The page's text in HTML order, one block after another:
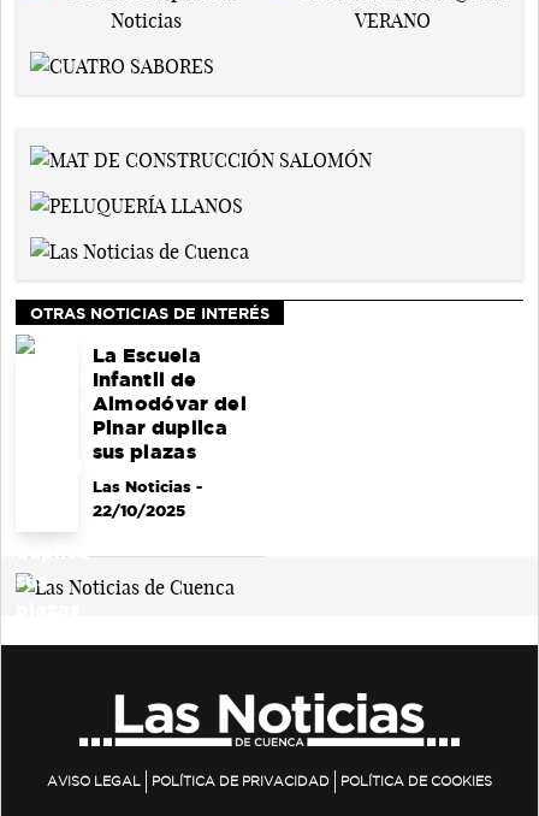
OTRAS NOTICIAS DE INTERÉS
La Escuela
Infantil de
Almodóvar del
Pinar duplica
sus plazas
Las Noticias-
22/10/2025
AVISO LEGAL POLÍTICA DE PRIVACIDAD POLÍTICA DE COOKIES